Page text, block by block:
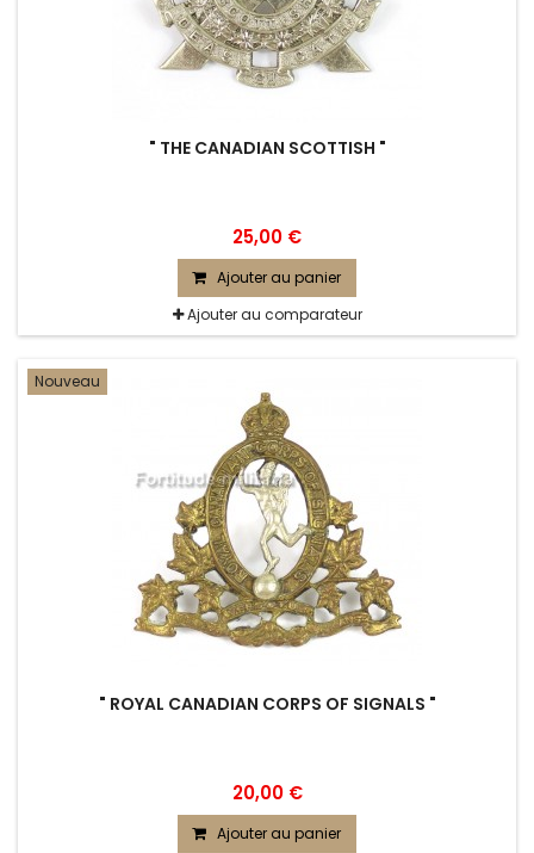
" THE CANADIAN SCOTTISH "
25,00 €
Ajouter au panier
Ajouter au comparateur
Nouveau
" ROYAL CANADIAN CORPS OF SIGNALS "
20,00 €
Ajouter au panier